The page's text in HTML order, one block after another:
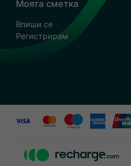
Моята сметка
Впиши се
Регистрирам